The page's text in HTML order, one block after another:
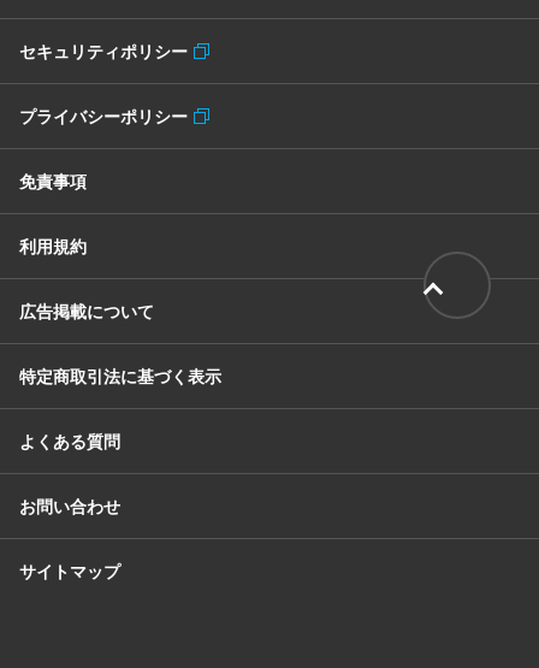
セキュリティポリシー
プライバシーポリシー
免責事項
利用規約
広告掲載について
特定商取引法に基づく表示
よくある質問
お問い合わせ
サイトマップ